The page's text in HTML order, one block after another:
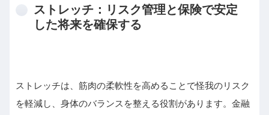
ストレッチ：リスク管理と保険で安定
した将来を確保する
ストレッチは、筋肉の柔軟性を高めることで怪我のリスク
を軽減し、身体のバランスを整える役割があります。金融